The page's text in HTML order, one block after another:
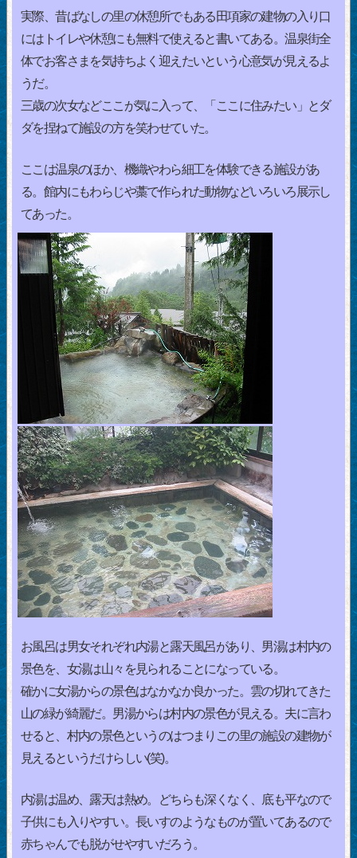
実際、昔ばなしの里の休憩所でもある田項家の建物の入り口
にはトイレや休憩にも無料で使えると書いてある。温泉街全
体でお客さまを気持ちよく迎えたいという心意気が見えるよ
うだ。
三歳の次女などここが気に入って、「ここに住みたい」とダ
ダを捏ねて施設の方を笑わせていた。
ここは温泉のほか、機織やわら細工を体験できる施設があ
る。館内にもわらじや藁で作られた動物などいろいろ展示し
てあった。
お風呂は男女それぞれ内湯と露天風呂があり、男湯は村内の
景色を、女湯は山々を見られることになっている。
確かに女湯からの景色はなかなか良かった。雲の切れてきた
山の緑が綺麗だ。男湯からは村内の景色が見える。夫に言わ
せると、村内の景色というのはつまりこの里の施設の建物が
見えるというだけらしい(笑)。
内湯は温め、露天は熱め。どちらも深くなく、底も平なので
子供にも入りやすい。長いすのようなものが置いてあるので
赤ちゃんでも脱がせやすいだろう。